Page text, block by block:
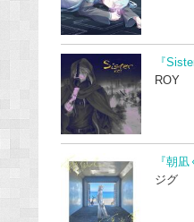
『
ROY
『朝
ジグ